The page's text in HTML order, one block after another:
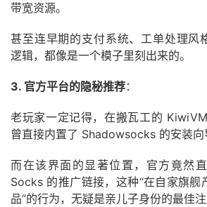
带宽资源。
甚至连早期的支付系统、工单处理风
逻辑，都像是一个模子里刻出来的。
3. 官方平台的隐秘推荐：
老玩家一定记得，在搬瓦工的
曾直接内置了 Shadowsocks 的安装向
而在该界面的显著位置，官方竟然
Socks 的推广链接，这种“在自家旗舰
品”的行为，无疑是亲儿子身份的最佳注